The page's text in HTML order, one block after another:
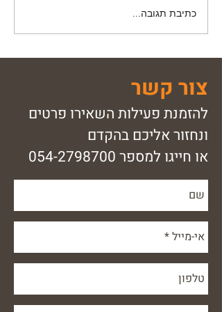
מערכת גפ"ן לספקים – תוכניות
ודגשים שכדאי להכיר
כתיבת תגובה...
צור קשר
להזמנת פעילות השאירו פרטים
ונחזור אליכם בהקדם
או חייגו למספר054-2798700